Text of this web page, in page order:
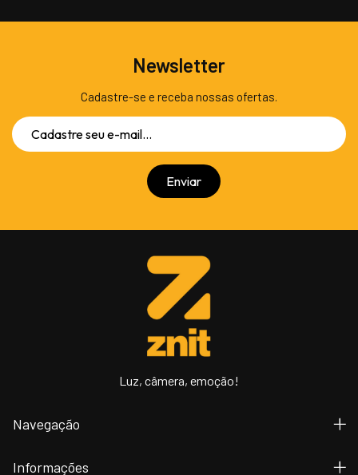
Newsletter
Cadastre-se e receba nossas ofertas.
Luz, câmera, emoção!
Navegação
Informações